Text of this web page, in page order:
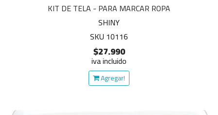
KIT DE TELA - PARA MARCAR ROPA
SHINY
SKU 10116
$27.990
iva incluido
Agregar!